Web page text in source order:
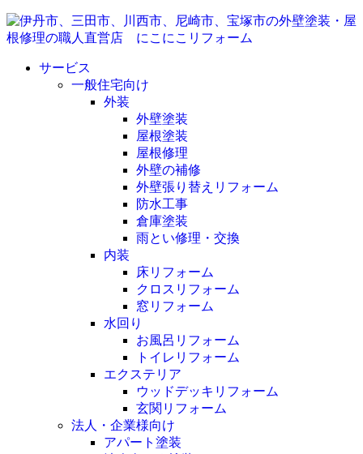
サービス
一般住宅向け
外装
外壁塗装
屋根塗装
屋根修理
外壁の補修
外壁張り替えリフォーム
防水工事
倉庫塗装
雨とい修理・交換
内装
床リフォーム
クロスリフォーム
窓リフォーム
水回り
お風呂リフォーム
トイレリフォーム
エクステリア
ウッドデッキリフォーム
玄関リフォーム
法人・企業様向け
アパート塗装